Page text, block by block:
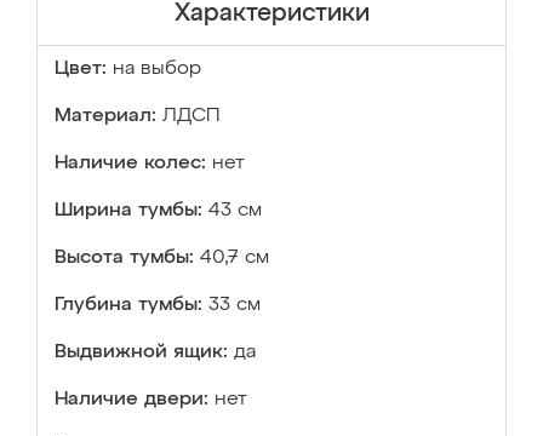
Характеристики
Цвет: на выбор
Материал: ЛДСП
Наличие колес: нет
Ширина тумбы: 43 см
Высота тумбы: 40,7 см
Глубина тумбы: 33 см
Выдвижной ящик: да
Наличие двери: нет